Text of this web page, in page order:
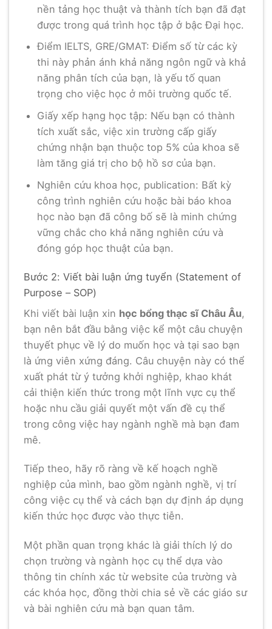
nền tảng học thuật và thành tích bạn đã đạt
được trong quá trình học tập ở bậc Đại học.
Điểm IELTS, GRE/GMAT: Điểm số từ các kỳ
thi này phản ánh khả năng ngôn ngữ và khả
năng phân tích của bạn, là yếu tố quan
trọng cho việc học ở môi trường quốc tế.
Giấy xếp hạng học tập: Nếu bạn có thành
tích xuất sắc, việc xin trường cấp giấy
chứng nhận bạn thuộc top 5% của khoa sẽ
làm tăng giá trị cho bộ hồ sơ của bạn.
Nghiên cứu khoa học, publication: Bất kỳ
công trình nghiên cứu hoặc bài báo khoa
học nào bạn đã công bố sẽ là minh chứng
vững chắc cho khả năng nghiên cứu và
đóng góp học thuật của bạn.
Bước 2: Viết bài luận ứng tuyển (Statement of
Purpose – SOP)
Khi viết bài luận xin học bổng thạc sĩ Châu Âu,
bạn nên bắt đầu bằng việc kể một câu chuyện
thuyết phục về lý do muốn học và tại sao bạn
là ứng viên xứng đáng. Câu chuyện này có thể
xuất phát từ ý tưởng khởi nghiệp, khao khát
cải thiện kiến thức trong một lĩnh vực cụ thể
hoặc nhu cầu giải quyết một vấn đề cụ thể
trong công việc hay ngành nghề mà bạn đam
mê.
Tiếp theo, hãy rõ ràng về kế hoạch nghề
nghiệp của mình, bao gồm ngành nghề, vị trí
công việc cụ thể và cách bạn dự định áp dụng
kiến thức học được vào thực tiễn.
Một phần quan trọng khác là giải thích lý do
chọn trường và ngành học cụ thể dựa vào
thông tin chính xác từ website của trường và
các khóa học, đồng thời chia sẻ về các giáo sư
và bài nghiên cứu mà bạn quan tâm.